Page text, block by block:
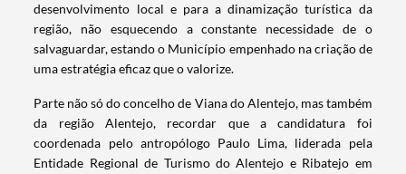
desenvolvimento local e para a dinamização turística da
região, não esquecendo a constante necessidade de o
salvaguardar, estando o Município empenhado na criação de
uma estratégia eficaz que o valorize.
Parte não só do concelho de Viana do Alentejo, mas também
da região Alentejo, recordar que a candidatura foi
coordenada pelo antropólogo Paulo Lima, liderada pela
Entidade Regional de Turismo do Alentejo e Ribatejo em